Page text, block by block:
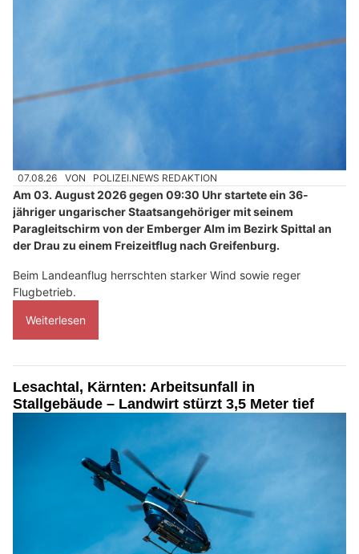
07.08.26 VON POLIZEI.NEWS REDAKTION
Am 03. August 2026 gegen 09:30 Uhr startete ein 36-
jähriger ungarischer Staatsangehöriger mit seinem
Paragleitschirm von der Emberger Alm im Bezirk Spittal an
der Drau zu einem Freizeitflug nach Greifenburg.
Beim Landeanflug herrschten starker Wind sowie reger
Flugbetrieb.
Weiterlesen
Lesachtal, Kärnten: Arbeitsunfall in
Stallgebäude – Landwirt stürzt 3,5 Meter tief